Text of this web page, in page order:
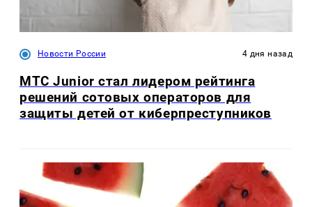
Новости России 4 дня назад
МТС Junior стал лидером рейтинга
решений сотовых операторов для
защиты детей от киберпреступников